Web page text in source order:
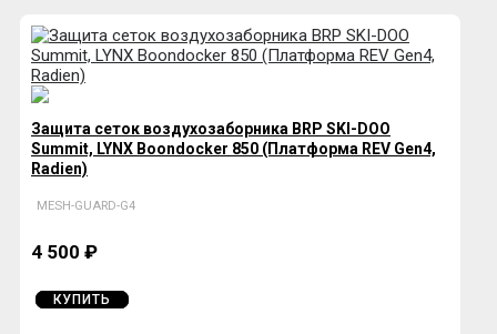
Защита сеток воздухозаборника BRP SKI-DOO
Summit, LYNX Boondocker 850 (Платформа REV Gen4,
Radien)
MESH-GUARD-G4
4 500 ₽
КУПИТЬ